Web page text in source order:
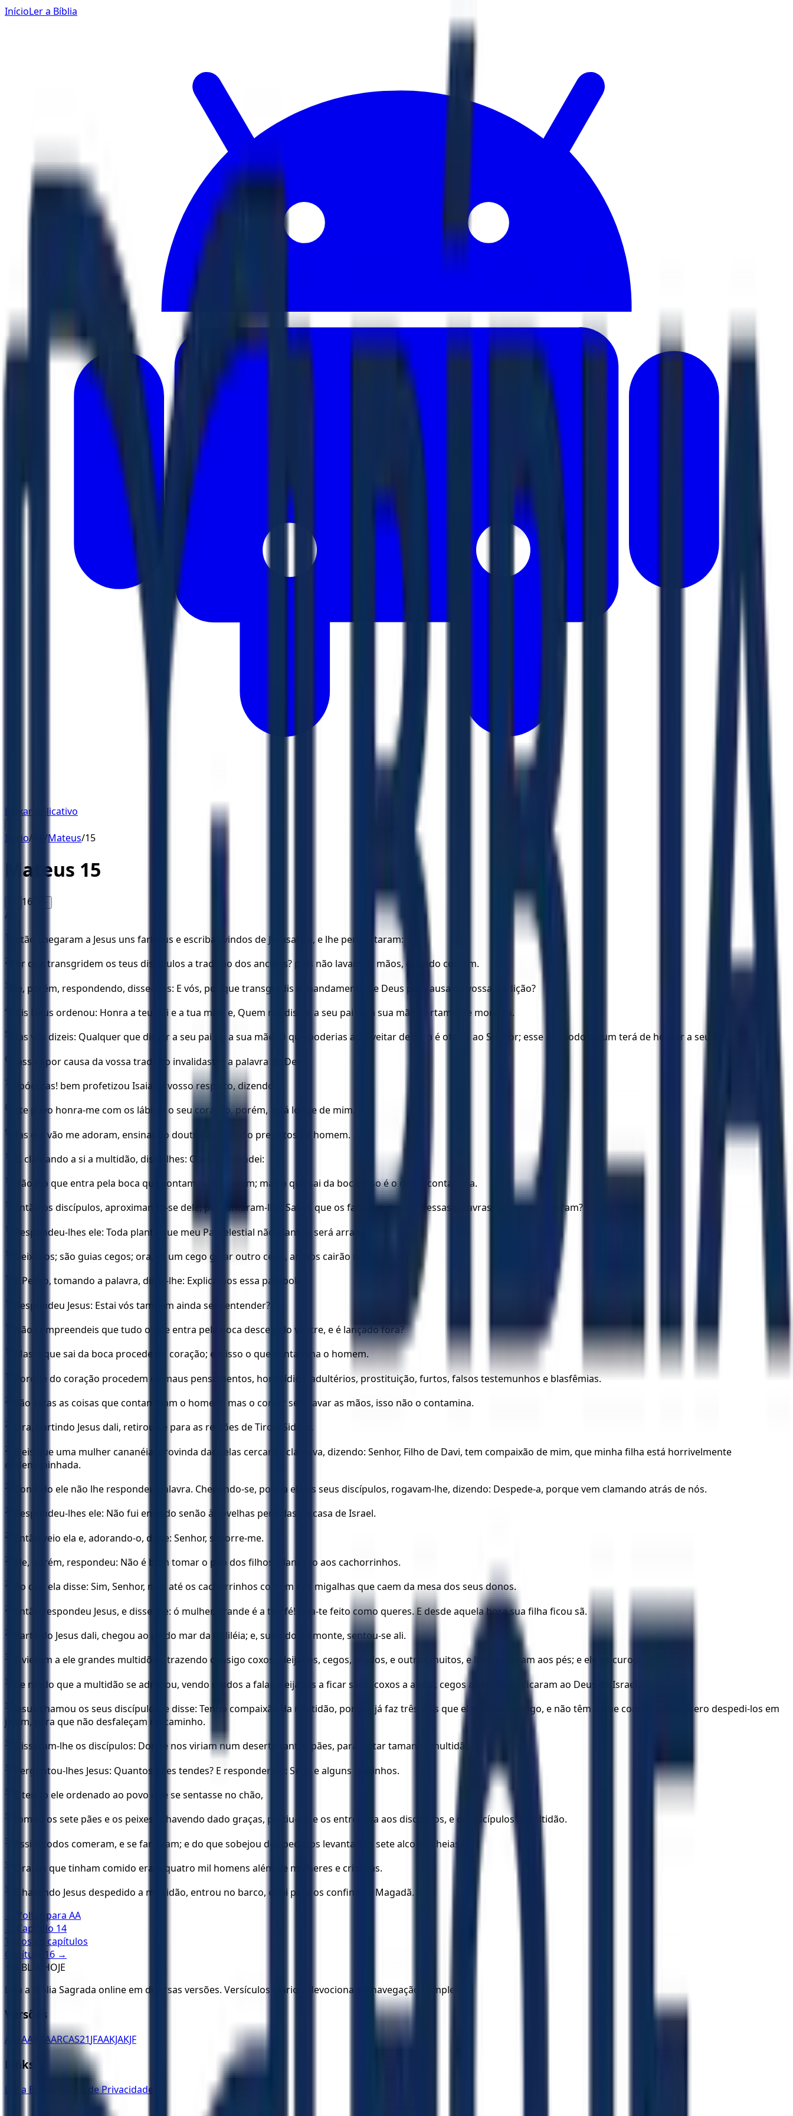
InícioLer a Bíblia
Baixar Aplicativo
Início/ /Mateus/15
Mateus 15
16 A+
AA
1 Então chegaram a Jesus uns fariseus e escribas vindos de Jerusalém, e lhe perguntaram:
2 Por que transgridem os teus discípulos a tradição dos anciãos? pois não lavam as mãos, quando comem.
3 Ele, porém, respondendo, disse-lhes: E vós, por que transgredis o mandamento de Deus por causa da vossa tradição?
4 Pois Deus ordenou: Honra a teu pai e a tua mãe; e, Quem maldisser a seu pai ou a sua mãe, certamente morrerá.
5 Mas vós dizeis: Qualquer que disser a seu pai ou a sua mãe: O que poderias aproveitar de mim é oferta ao Senhor; esse de modo algum terá de honrar a seu pai.
6 E assim por causa da vossa tradição invalidastes a palavra de Deus.
7 Hipócritas! bem profetizou Isaias a vosso respeito, dizendo:
8 Este povo honra-me com os lábios; o seu coração, porém, está longe de mim.
9 Mas em vão me adoram, ensinando doutrinas que são preceitos de homem.
10 E, clamando a si a multidão, disse-lhes: Ouvi, e entendei:
11 Não é o que entra pela boca que contamina o homem; mas o que sai da boca, isso é o que o contamina.
12 Então os discípulos, aproximando-se dele, perguntaram-lhe: Sabes que os fariseus, ouvindo essas palavras, se escandalizaram?
13 Respondeu-lhes ele: Toda planta que meu Pai celestial não plantou será arrancada.
14 Deixai-os; são guias cegos; ora, se um cego guiar outro cego, ambos cairão no barranco.
15 E Pedro, tomando a palavra, disse-lhe: Explica-nos essa parábola.
16 Respondeu Jesus: Estai vós também ainda sem entender?
17 Não compreendeis que tudo o que entra pela boca desce pelo ventre, e é lançado fora?
18 Mas o que sai da boca procede do coração; e é isso o que contamina o homem.
19 Porque do coração procedem os maus pensamentos, homicídios, adultérios, prostituição, furtos, falsos testemunhos e blasfêmias.
20 São estas as coisas que contaminam o homem; mas o comer sem lavar as mãos, isso não o contamina.
21 Ora, partindo Jesus dali, retirou-se para as regiões de Tiro e Sidom.
22
E eis que uma mulher cananéia, provinda daquelas cercania, clamava, dizendo: Senhor, Filho de Davi, tem compaixão de mim, que minha filha está horrivelmente
endemoninhada.
23 Contudo ele não lhe respondeu palavra. Chegando-se, pois, a ele os seus discípulos, rogavam-lhe, dizendo: Despede-a, porque vem clamando atrás de nós.
24 Respondeu-lhes ele: Não fui enviado senão às ovelhas perdidas da casa de Israel.
25 Então veio ela e, adorando-o, disse: Senhor, socorre-me.
26 Ele, porém, respondeu: Não é bom tomar o pão dos filhos e lançá-lo aos cachorrinhos.
27 Ao que ela disse: Sim, Senhor, mas até os cachorrinhos comem das migalhas que caem da mesa dos seus donos.
28 Então respondeu Jesus, e disse-lhe: ó mulher, grande é a tua fé! seja-te feito como queres. E desde aquela hora sua filha ficou sã.
29 Partindo Jesus dali, chegou ao pé do mar da Galiléia; e, subindo ao monte, sentou-se ali.
30 E vieram a ele grandes multidões, trazendo consigo coxos, aleijados, cegos, mudos, e outros muitos, e lhos puseram aos pés; e ele os curou;
31 de modo que a multidão se admirou, vendo mudos a falar, aleijados a ficar sãos, coxos a andar, cegos a ver; e glorificaram ao Deus de Israel.
32
Jesus chamou os seus discípulos, e disse: Tenho compaixão da multidão, porque já faz três dias que eles estão comigo, e não têm o que comer; e não quero despedi-los em
jejum, para que não desfaleçam no caminho.
33 Disseram-lhe os discípulos: Donde nos viriam num deserto tantos pães, para fartar tamanha multidão?
34 Perguntou-lhes Jesus: Quantos pães tendes? E responderam: Sete, e alguns peixinhos.
35 E tendo ele ordenado ao povo que se sentasse no chão,
36 tomou os sete pães e os peixes, e havendo dado graças, partiu-os, e os entregava aos discípulos, e os discípulos á multidão.
37 Assim todos comeram, e se fartaram; e do que sobejou dos pedaços levantaram sete alcofas cheias.
38 Ora, os que tinham comido eram quatro mil homens além de mulheres e crianças.
39
E havendo Jesus despedido a multidão, entrou no barco, e foi para os confins de Magadã.
← Voltar para AA
← Capítulo 14
Todos os capítulos
Capítulo
16 →
BÍBLIA HOJE
Leia a Bíblia Sagrada online em diversas versões. Versículos diários, devocionais e navegação completa.
Versões
ACFAA ARAARCAS21JFAAKJAKJF
Links
Ler a Bíblia Política de Privacidade